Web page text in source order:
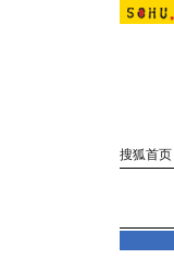
搜狐首页